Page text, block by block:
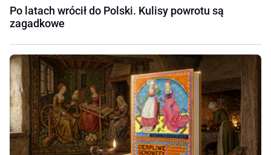
Po latach wrócił do Polski. Kulisy powrotu są
zagadkowe